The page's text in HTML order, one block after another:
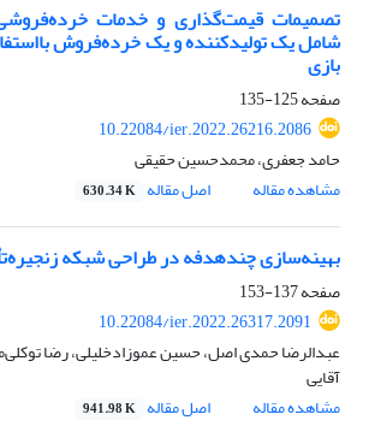
تصمیمات قیمت‌گذاری و خدمات
شامل یک تولیدکننده و یک خرده‌فروش
بازی
صفحه125-135
10.22084/ier.2022.26216.2086
حامد جعفری، محمدحسین حقیقی
مشاهده مقاله
اصل مقاله 630.34 K
بهینه‌سازی چندهدفه در طراحی شبکه
صفحه137-153
10.22084/ier.2022.26317.2091
عبدالرضا حمدی اصل، حسین عموزادخلیلی، رضا
آقایی
مشاهده مقاله
اصل مقاله 941.98 K